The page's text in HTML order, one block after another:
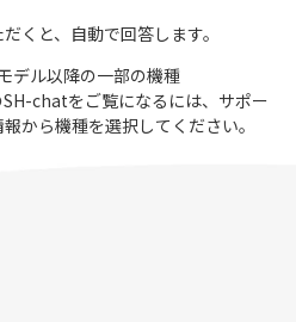
くと、自動で回答します。
デル以降の一部の機種
chatをご覧になるには、サポー
から機種を選択してください。